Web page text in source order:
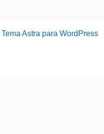
Tema Astra para WordPress